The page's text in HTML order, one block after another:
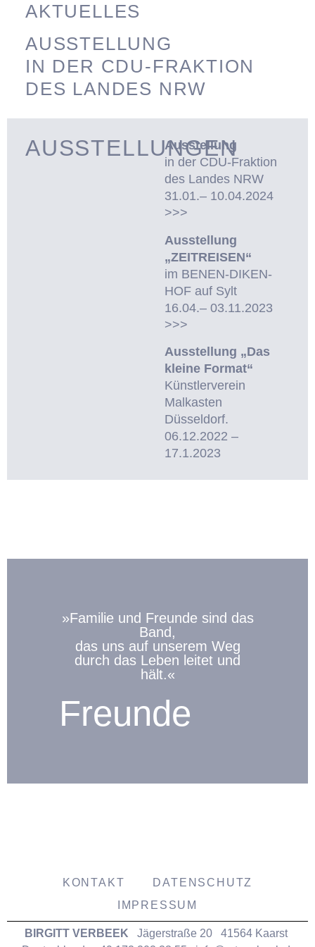
AKTUELLES
AUSSTELLUNG
IN DER CDU-FRAKTION
DES LANDES NRW
AUSSTELLUNGEN
Ausstellung
in der CDU-Fraktion
des Landes NRW
31.01.– 10.04.2024
>>>
Ausstellung
„ZEITREISEN“
im BENEN-DIKEN-
HOF auf Sylt
16.04.– 03.11.2023
>>>
Ausstellung „Das
kleine Format“
Künstlerverein
Malkasten
Düsseldorf.
06.12.2022 –
17.1.2023
»Familie und Freunde sind das
Band,
das uns auf unserem Weg
durch das Leben leitet und
hält.«
Freunde
KONTAKT
DATENSCHUTZ
IMPRESSUM
BIRGITT VERBEEK Jägerstraße 20 41564 Kaarst